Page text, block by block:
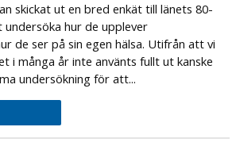
skickat ut en bred enkät till länets 80-
hur de upplever
de ser på sin egen hälsa. Utifrån att vi
i många år inte använts fullt ut kanske
undersökning för att...